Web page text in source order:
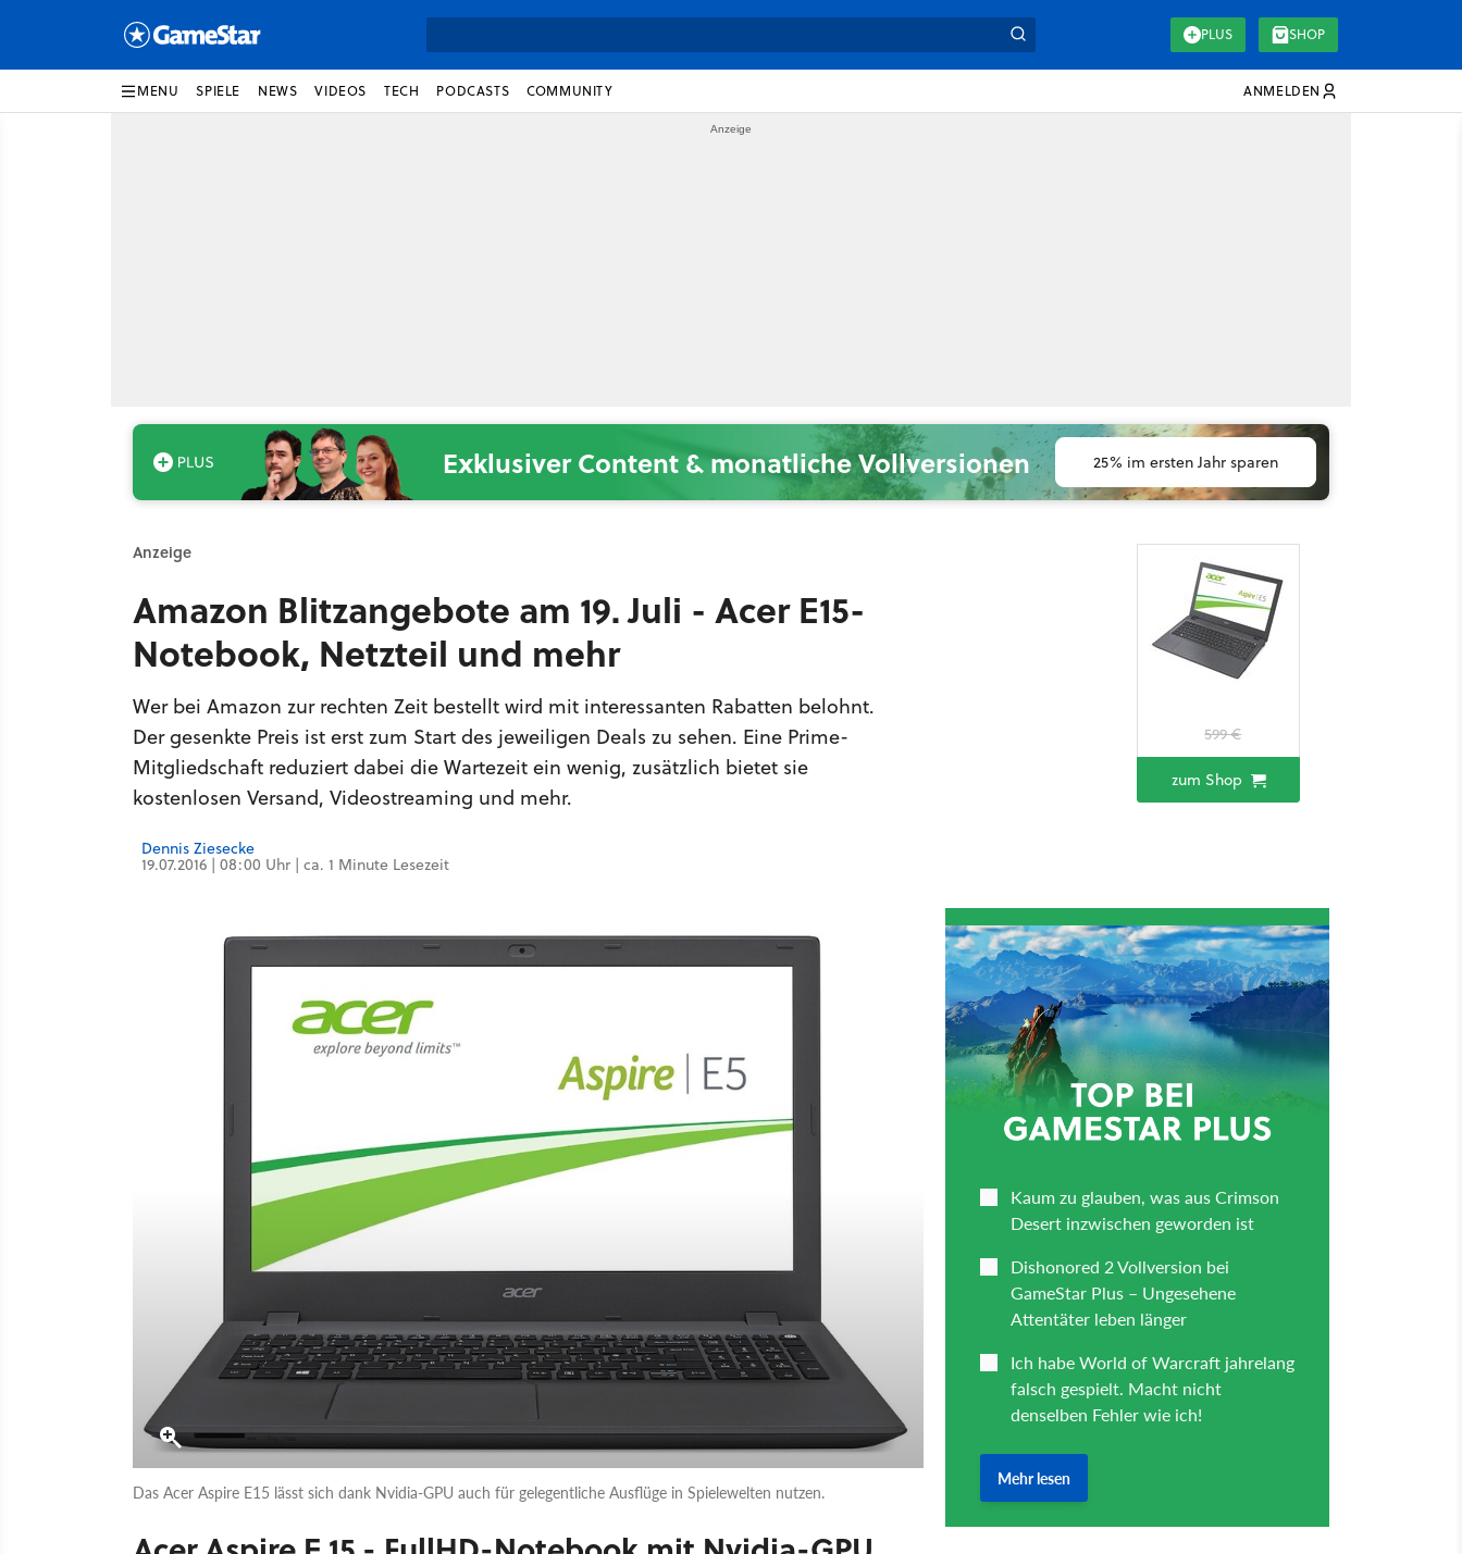
PLUS SHOP
MENU SPIELE NEWS VIDEOS TECH PODCASTS COMMUNITY ANMELDEN
Exklusiver Content & monatliche Vollversionen 25% im ersten Jahr sparen
Anzeige
Amazon Blitzangebote am 19. Juli - Acer E15-
Notebook, Netzteil und mehr
Wer bei Amazon zur rechten Zeit bestellt wird mit interessanten Rabatten belohnt.
Der gesenkte Preis ist erst zum Start des jeweiligen Deals zu sehen. Eine Prime-
Mitgliedschaft reduziert dabei die Wartezeit ein wenig, zusätzlich bietet sie
kostenlosen Versand, Videostreaming und mehr.
599 €
zum Shop
Dennis Ziesecke
19.07.2016 | 08:00 Uhr | ca. 1 Minute Lesezeit
Das Acer Aspire E15 lässt sich dank Nvidia-GPU auch für gelegentliche Ausflüge in Spielewelten nutzen.